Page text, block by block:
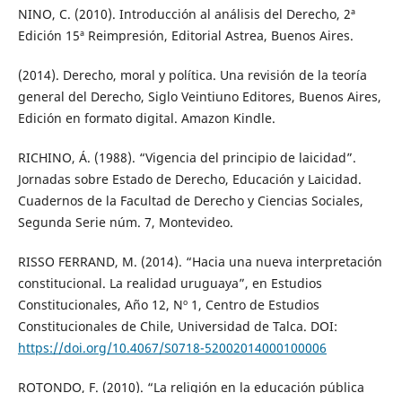
NINO, C. (2010). Introducción al análisis del Derecho, 2ª
Edición 15ª Reimpresión, Editorial Astrea, Buenos Aires.
(2014). Derecho, moral y política. Una revisión de la teoría
general del Derecho, Siglo Veintiuno Editores, Buenos Aires,
Edición en formato digital. Amazon Kindle.
RICHINO, Á. (1988). “Vigencia del principio de laicidad”.
Jornadas sobre Estado de Derecho, Educación y Laicidad.
Cuadernos de la Facultad de Derecho y Ciencias Sociales,
Segunda Serie núm. 7, Montevideo.
RISSO FERRAND, M. (2014). “Hacia una nueva interpretación
constitucional. La realidad uruguaya”, en Estudios
Constitucionales, Año 12, Nº 1, Centro de Estudios
Constitucionales de Chile, Universidad de Talca. DOI:
https://doi.org/10.4067/S0718-52002014000100006
ROTONDO, F. (2010). “La religión en la educación pública